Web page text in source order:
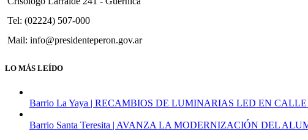
Tel: (02224) 507-000
Mail: info@presidenteperon.gov.ar
LO MÁS LEÍDO
Barrio La Yaya | RECAMBIOS DE LUMINARIAS LED EN CALLE
Barrio Santa Teresita | AVANZA LA MODERNIZACIÓN DEL